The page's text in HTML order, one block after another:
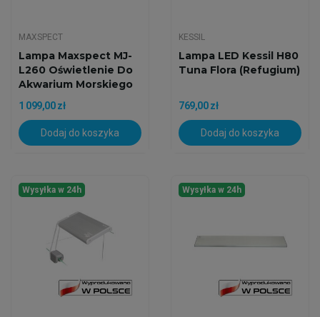
MAXSPECT
Lampa Maxspect MJ-
L260 Oświetlenie Do
Akwarium Morskiego
1 099,00 zł
Dodaj do koszyka
KESSIL
Lampa LED Kessil H80
Tuna Flora (Refugium)
769,00 zł
Dodaj do koszyka
Wysyłka w 24h Wysyłka w 24h